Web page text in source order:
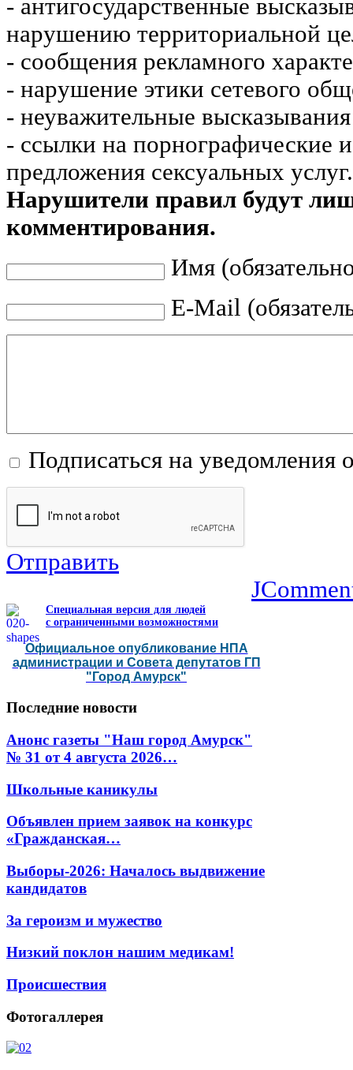
- антигосударственные
нарушению территориальной
- сообщения рекламного
- нарушение этики сетевого
- неуважительные
- ссылки на порнографические
предложения сексуальных услуг.
Нарушители правил будут
комментирования.
Имя
E-Mail
Подписаться на уведомления
Отправить
Специальная версия для людей
с ограниченными возможностями
Официальное опубликование НПА
администрации и Совета депутатов ГП
"Город Амурск"
Последние новости
Анонс газеты "Наш город Амурск"
№ 31 от 4 августа 2026…
Школьные каникулы
Объявлен прием заявок на конкурс
«Гражданская…
Выборы-2026: Началось выдвижение
кандидатов
За героизм и мужество
Низкий поклон нашим медикам!
Происшествия
Фотогаллерея